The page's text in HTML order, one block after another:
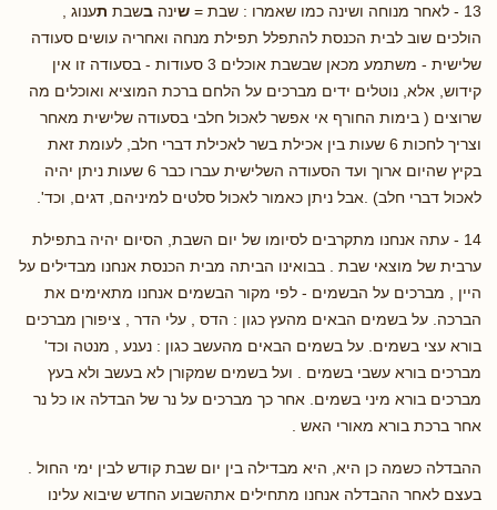
13 - לאחר מנוחה ושינה כמו שאמרו : שבת = שינה בשבת תענוג ,
הולכים שוב לבית הכנסת להתפלל תפילת מנחה ואחריה עושים סעודה
שלישית - משתמע מכאן שבשבת אוכלים 3 סעודות - בסעודה זו אין
קידוש, אלא, נוטלים ידים מברכים על הלחם ברכת המוציא ואוכלים מה
שרוצים ( בימות החורף אי אפשר לאכול חלבי בסעודה שלישית מאחר
וצריך לחכות 6 שעות בין אכילת בשר לאכילת דברי חלב, לעומת זאת
בקיץ שהיום ארוך ועד הסעודה השלישית עברו כבר 6 שעות ניתן יהיה
לאכול דברי חלב) .אבל ניתן כאמור לאכול סלטים למיניהם, דגים, וכד'.
14 - עתה אנחנו מתקרבים לסיומו של יום השבת, הסיום יהיה בתפילת
ערבית של מוצאי שבת . בבואינו הביתה מבית הכנסת אנחנו מבדילים על
היין , מברכים על הבשמים - לפי מקור הבשמים אנחנו מתאימים את
הברכה. על בשמים הבאים מהעץ כגון : הדס , עלי הדר , ציפורן מברכים
בורא עצי בשמים. על בשמים הבאים מהעשב כגון : נענע , מנטה וכד'
מברכים בורא עשבי בשמים . ועל בשמים שמקורן לא בעשב ולא בעץ
מברכים בורא מיני בשמים. אחר כך מברכים על נר של הבדלה או כל נר
אחר ברכת בורא מאורי האש .
ההבדלה כשמה כן היא, היא מבדילה בין יום שבת קודש לבין ימי החול .
בעצם לאחר ההבדלה אנחנו מתחילים אתהשבוע החדש שיבוא עלינו